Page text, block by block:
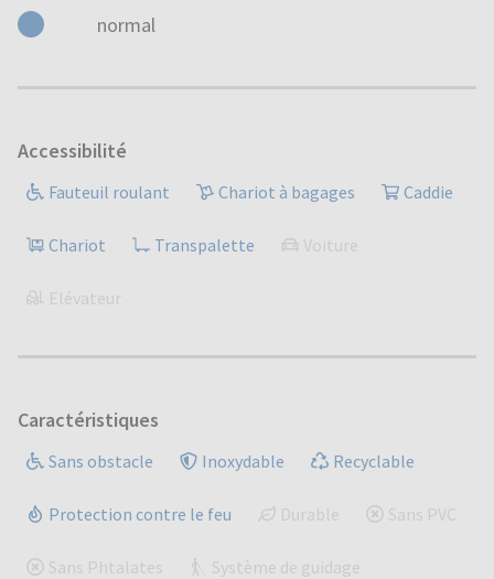
normal
Accessibilité
Fauteuil roulant Chariot à bagages Caddie
Chariot Transpalette Voiture
Elévateur
Caractéristiques
Sans obstacle Inoxydable Recyclable
Protection contre le feu Durable Sans PVC
Sans Phtalates Système de guidage